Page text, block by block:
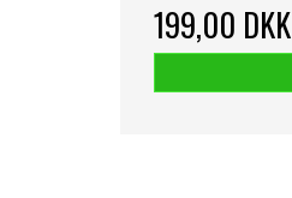
199,00 DKK